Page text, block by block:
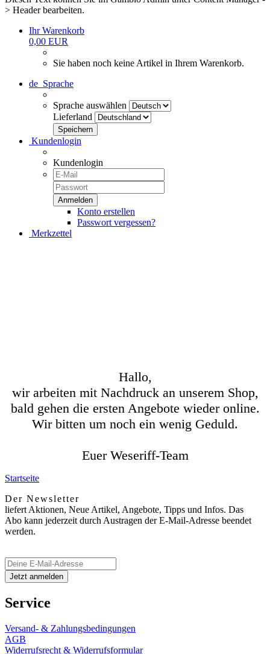
> Header bearbeiten.
Ihr Warenkorb
0,00 EUR
Sie haben noch keine Artikel in Ihrem Warenkorb.
de Sprache
Sprache auswählen
Lieferland
Kundenlogin
Kundenlogin
Konto erstellen
Passwort vergessen?
Merkzettel
Hallo,
wir arbeiten mit Nachdruck an unserem Shop,
bald gehen die ersten Angebote wieder online.
Wir bitten um noch ein wenig Geduld.
Euer Weseriff-Team
Startseite
Der Newsletter
liefert Aktionen, Neue Artikel, Angebote, Tipps und Infos. Das
Abo kann jederzeit durch Austragen der E-Mail-Adresse beendet
werden.
Service
Versand- & Zahlungsbedingungen
AGB
Widerrufsrecht & Widerrufsformular